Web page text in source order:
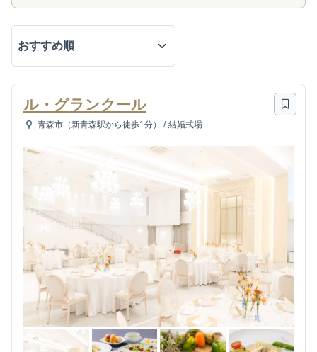
ル・グランクール
青森市（新青森駅から徒歩1分） / 結婚式場